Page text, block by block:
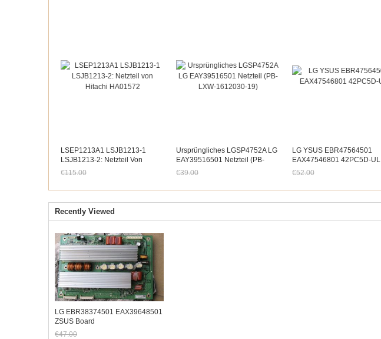
LSEP1213A1 LSJB1213-1
LSJB1213-2: Netzteil Von
Hitachi HA01572
€115.00
Ursprüngliches LGSP4752A LG
EAY39516501 Netzteil (PB-
LXW-1612030-19)
€39.00
LG YSUS EBR47564501
EAX47546801 42PC5D-UL
€52.00
Recently Viewed
LG EBR38374501 EAX39648501
ZSUS Board
€47.00